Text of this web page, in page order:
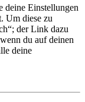
deine Einstellungen
Um diese zu
der Link dazu
du auf deinen
deine